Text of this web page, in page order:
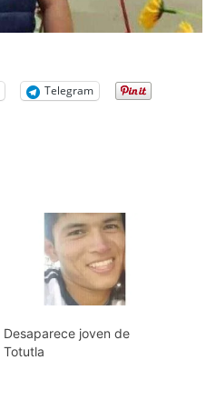
Telegram
Desaparece joven de
Totutla